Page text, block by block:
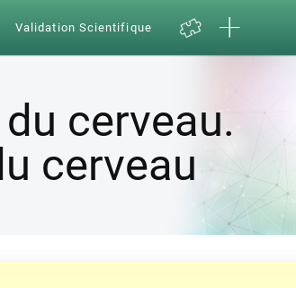
Validation Scientifique
cerveau.
cerveau